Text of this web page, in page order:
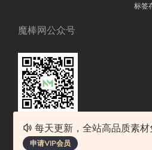
标签
魔棒网公众号
魔棒网提供优质设计模板下载，分享优秀
每天更新，全站高品质素材
申请VIP会员